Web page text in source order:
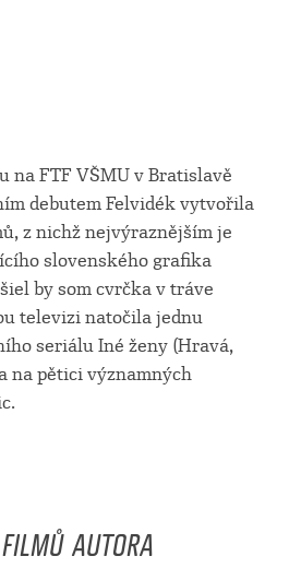
na FTF VŠMU v Bratislavě
debutem Felvidék vytvořila
z nichž nejvýraznějším je
slovenského grafika
by som cvrčka v tráve
televizi natočila jednu
seriálu Iné ženy (Hravá,
na pětici významných
AUTORA